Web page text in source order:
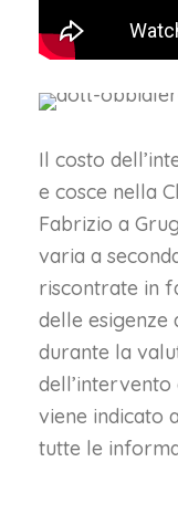
Il costo
e cosce nella
Fabrizio a
varia a
riscontrate in
delle esigenze
durante la
viene indicato
tutte le